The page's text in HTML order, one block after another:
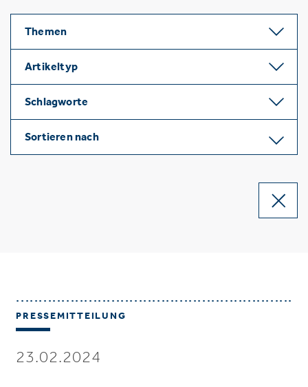
Themen
Artikeltyp
Schlagworte
Sortieren nach
PRESSEMITTEILUNG
23.02.2024